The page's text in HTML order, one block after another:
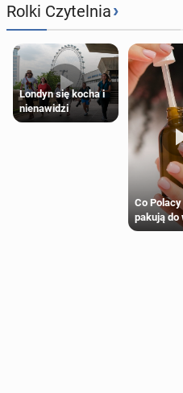
Rolki Czytelnia›
Londyn się kocha i
nienawidzi
Co
pakują do